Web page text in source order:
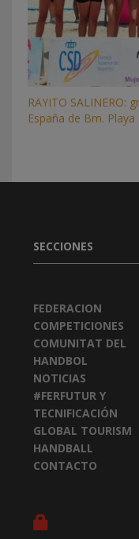
RAYITO SALINERO:
España de Bm. Playa
SECCIONES
FEDERACION
COMPETICIONES
COMUNITAT DEL
HANDBOL
NOTICIAS
#FERFUTUR Y
TECNIFICACIÓN
GLOBAL TOURISM
HANDBALL
CONTACTO